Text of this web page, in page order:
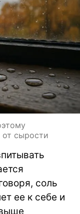
от сырости
соль
ее к себе и